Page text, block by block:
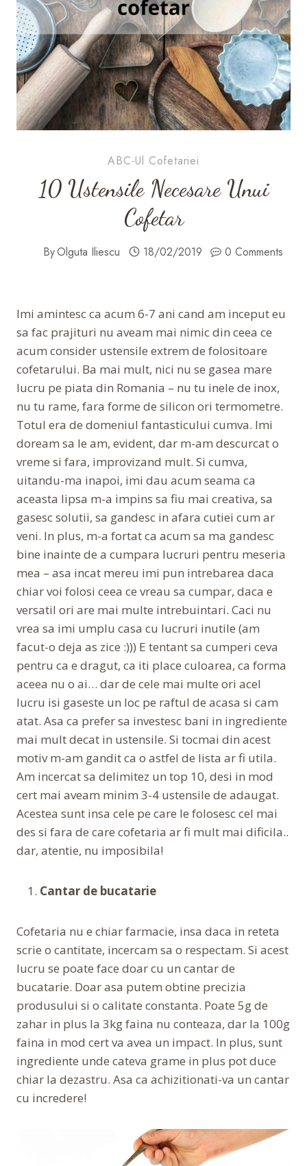
ABC-Ul Cofetariei
10 Ustensile Necesare Unui
Cofetar
ByOlguta Iliescu 18/02/2019 0 Comments
Imi amintesc ca acum 6-7 ani cand am inceput eu
sa fac prajituri nu aveam mai nimic din ceea ce
acum consider ustensile extrem de folositoare
cofetarului. Ba mai mult, nici nu se gasea mare
lucru pe piata din Romania – nu tu inele de inox,
nu tu rame, fara forme de silicon ori termometre.
Totul era de domeniul fantasticului cumva. Imi
doream sa le am, evident, dar m-am descurcat o
vreme si fara, improvizand mult. Si cumva,
uitandu-ma inapoi, imi dau acum seama ca
aceasta lipsa m-a impins sa fiu mai creativa, sa
gasesc solutii, sa gandesc in afara cutiei cum ar
veni. In plus, m-a fortat ca acum sa ma gandesc
bine inainte de a cumpara lucruri pentru meseria
mea – asa incat mereu imi pun intrebarea daca
chiar voi folosi ceea ce vreau sa cumpar, daca e
versatil ori are mai multe intrebuintari. Caci nu
vrea sa imi umplu casa cu lucruri inutile (am
facut-o deja as zice :))) E tentant sa cumperi ceva
pentru ca e dragut, ca iti place culoarea, ca forma
aceea nu o ai… dar de cele mai multe ori acel
lucru isi gaseste un loc pe raftul de acasa si cam
atat. Asa ca prefer sa investesc bani in ingrediente
mai mult decat in ustensile. Si tocmai din acest
motiv m-am gandit ca o astfel de lista ar fi utila.
Am incercat sa delimitez un top 10, desi in mod
cert mai aveam minim 3-4 ustensile de adaugat.
Acestea sunt insa cele pe care le folosesc cel mai
des si fara de care cofetaria ar fi mult mai dificila..
dar, atentie, nu imposibila!
Cantar de bucatarie
Cofetaria nu e chiar farmacie, insa daca in reteta
scrie o cantitate, incercam sa o respectam. Si acest
lucru se poate face doar cu un cantar de
bucatarie. Doar asa putem obtine precizia
produsului si o calitate constanta. Poate 5g de
zahar in plus la 3kg faina nu conteaza, dar la 100g
faina in mod cert va avea un impact. In plus, sunt
ingrediente unde cateva grame in plus pot duce
chiar la dezastru. Asa ca achizitionati-va un cantar
cu incredere!